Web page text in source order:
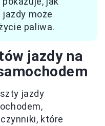
może
paliwa.
jazdy na
jazdy
które